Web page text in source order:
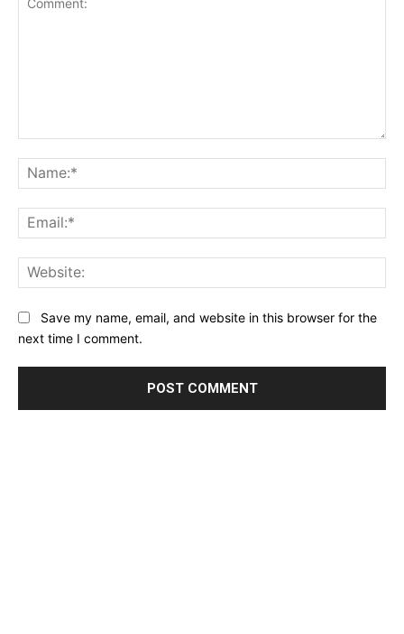
Save my name, email, and website in this browser for the
next time I comment.